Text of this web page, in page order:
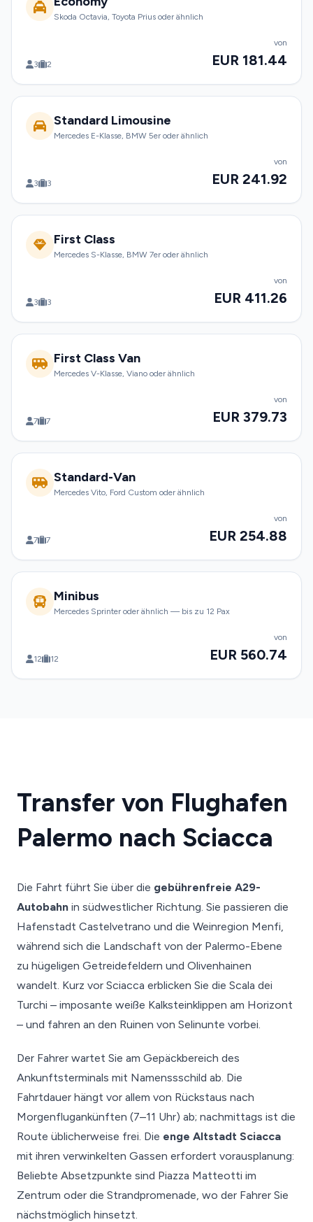
Skoda Octavia, Toyota Prius oder ähnlich
3 2
von
EUR 181.44
Standard Limousine
Mercedes E-Klasse, BMW 5er oder ähnlich
3 3
von
EUR 241.92
First Class
Mercedes S-Klasse, BMW 7er oder ähnlich
3 3
von
EUR 411.26
First Class Van
Mercedes V-Klasse, Viano oder ähnlich
7 7
von
EUR 379.73
Standard-Van
Mercedes Vito, Ford Custom oder ähnlich
7 7
von
EUR 254.88
Minibus
Mercedes Sprinter oder ähnlich — bis zu 12 Pax
12 12
von
EUR 560.74
Transfer von Flughafen
Palermo nach Sciacca
Die Fahrt führt Sie über die gebührenfreie A29-
Autobahn in südwestlicher Richtung. Sie passieren die
Hafenstadt Castelvetrano und die Weinregion Menfi,
während sich die Landschaft von der Palermo-Ebene
zu hügeligen Getreidefeldern und Olivenhainen
wandelt. Kurz vor Sciacca erblicken Sie die Scala dei
Turchi – imposante weiße Kalksteinklippen am Horizont
– und fahren an den Ruinen von Selinunte vorbei.
Der Fahrer wartet Sie am Gepäckbereich des
Ankunftsterminals mit Namenssschild ab. Die
Fahrtdauer hängt vor allem von Rückstaus nach
Morgenflugankünften (7–11 Uhr) ab; nachmittags ist die
Route üblicherweise frei. Die enge Altstadt Sciacca
mit ihren verwinkelten Gassen erfordert vorausplanung:
Beliebte Absetzpunkte sind Piazza Matteotti im
Zentrum oder die Strandpromenade, wo der Fahrer Sie
nächstmöglich hinsetzt.